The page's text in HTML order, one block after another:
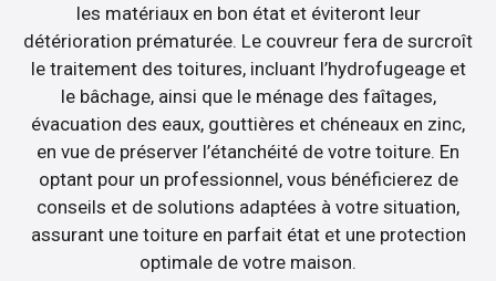
les matériaux en bon état et éviteront leur
détérioration prématurée. Le couvreur fera de surcroît
le traitement des toitures, incluant l’hydrofugeage et
le bâchage, ainsi que le ménage des faîtages,
évacuation des eaux, gouttières et chéneaux en zinc,
en vue de préserver l’étanchéité de votre toiture. En
optant pour un professionnel, vous bénéficierez de
conseils et de solutions adaptées à votre situation,
assurant une toiture en parfait état et une protection
optimale de votre maison.